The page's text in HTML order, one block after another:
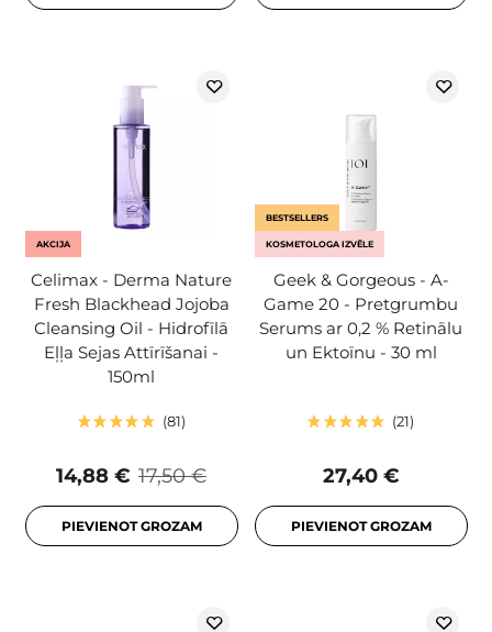
AKCIJA
Celimax - Derma Nature
Fresh Blackhead Jojoba
Cleansing Oil - Hidrofīlā
Eļļa Sejas Attīrīšanai -
150ml
81
17,50 €
14,88 €
PIEVIENOT GROZAM
BESTSELLERS
KOSMETOLOGA IZVĒLE
Geek & Gorgeous - A-
Game 20 - Pretgrumbu
Serums ar 0,2 % Retinālu
un Ektoīnu - 30 ml
21
27,40 €
PIEVIENOT GROZAM